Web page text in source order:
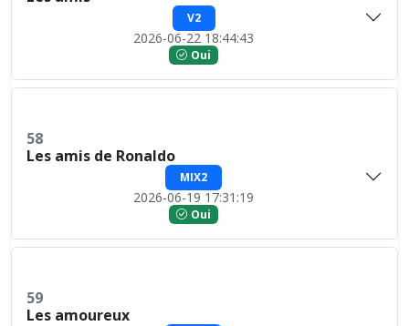
V2
2026-06-22 18:44:43
Oui
58
Les amis de Ronaldo
MIX2
2026-06-19 17:31:19
Oui
59
Les amoureux